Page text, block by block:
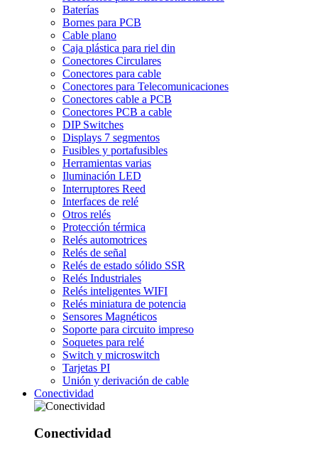
Baterías
Bornes para PCB
Cable plano
Caja plástica para riel din
Conectores Circulares
Conectores para cable
Conectores para Telecomunicaciones
Conectores cable a PCB
Conectores PCB a cable
DIP Switches
Displays 7 segmentos
Fusibles y portafusibles
Herramientas varias
Iluminación LED
Interruptores Reed
Interfaces de relé
Otros relés
Protección térmica
Relés automotrices
Relés de señal
Relés de estado sólido SSR
Relés Industriales
Relés inteligentes WIFI
Relés miniatura de potencia
Sensores Magnéticos
Soporte para circuito impreso
Soquetes para relé
Switch y microswitch
Tarjetas PI
Unión y derivación de cable
Conectividad
Conectividad